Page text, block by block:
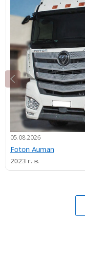
05.08.2026
Foton Auman
2023 г. в.